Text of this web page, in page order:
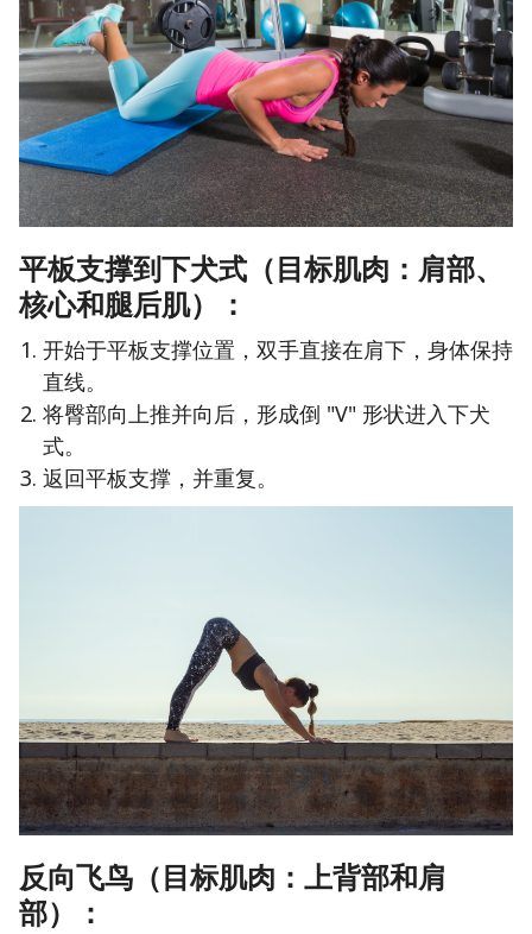
平板支撑到下犬式（目标肌肉：肩部、
核心和腿后肌）：
开始于平板支撑位置，双手直接在肩下，身体保持
直线。
将臀部向上推并向后，形成倒 "V" 形状进入下犬
式。
返回平板支撑，并重复。
反向飞鸟（目标肌肉：上背部和肩
部）：